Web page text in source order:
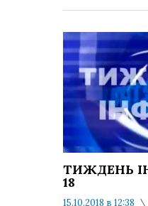
ТИЖДЕНЬ
18
15.10.2018 в 12:38